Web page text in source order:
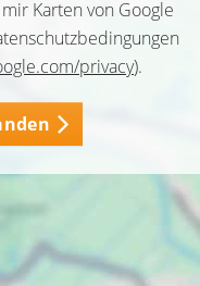
Karten von Google
privacy).